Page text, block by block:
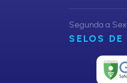
Segunda a
SELOS